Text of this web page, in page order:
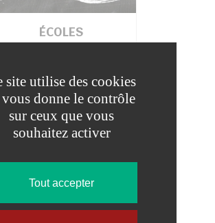
ÉCOLES
site utilise des cookies
donne le contrôle
sur ceux que vous
souhaitez activer
Tout accepter